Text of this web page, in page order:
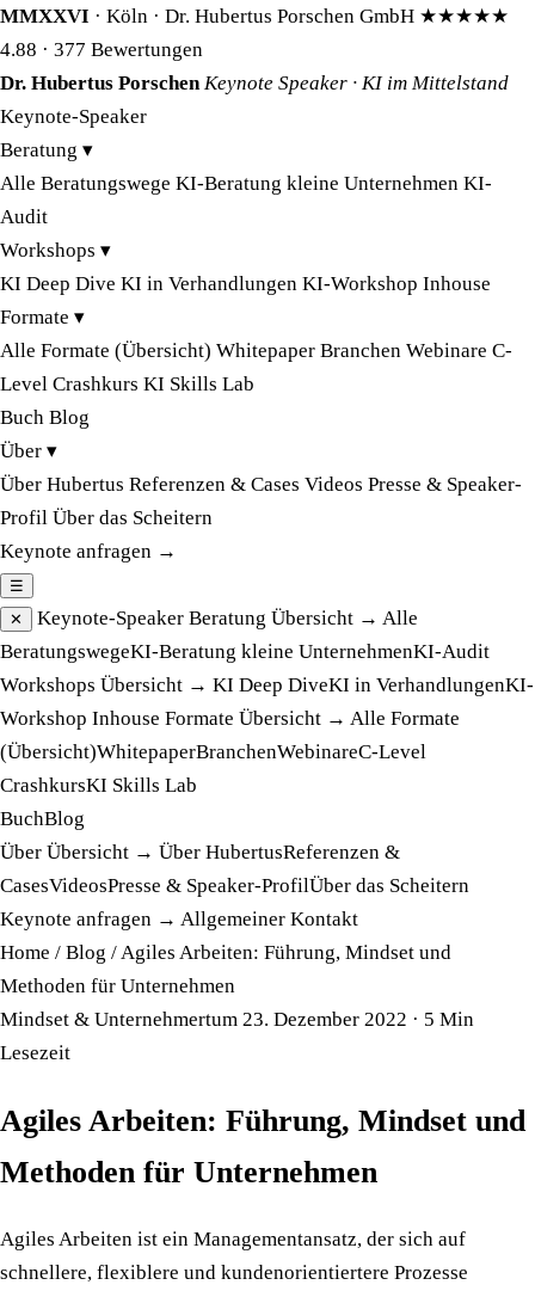
MMXXVI · Köln · Dr. Hubertus Porschen GmbH ★★★★★
4.88 · 377 Bewertungen
Dr. Hubertus Porschen Keynote Speaker · KI im Mittelstand
Keynote-Speaker
Beratung ▾
Alle Beratungswege KI-Beratung kleine Unternehmen KI-
Audit
Workshops ▾
KI Deep Dive KI in Verhandlungen KI-Workshop Inhouse
Formate ▾
Alle Formate (Übersicht) Whitepaper Branchen Webinare C-
Level Crashkurs KI Skills Lab
Buch Blog
Über ▾
Über Hubertus Referenzen & Cases Videos Presse & Speaker-
Profil Über das Scheitern
Keynote anfragen →
☰
✕
Keynote-Speaker Beratung Übersicht → Alle
BeratungswegeKI-Beratung kleine UnternehmenKI-Audit
Workshops Übersicht → KI Deep DiveKI in VerhandlungenKI-
Workshop Inhouse Formate Übersicht → Alle Formate
(Übersicht)WhitepaperBranchenWebinareC-Level
CrashkursKI Skills Lab
BuchBlog
Über Übersicht → Über HubertusReferenzen &
CasesVideosPresse & Speaker-ProfilÜber das Scheitern
Keynote anfragen → Allgemeiner Kontakt
Home / Blog /Agiles Arbeiten: Führung, Mindset und
Methoden für Unternehmen
Mindset & Unternehmertum 23. Dezember 2022 · 5 Min
Lesezeit
Agiles Arbeiten: Führung, Mindset und
Methoden für Unternehmen
Agiles Arbeiten ist ein Managementansatz, der sich auf
schnellere, flexiblere und kundenorientiertere Prozesse